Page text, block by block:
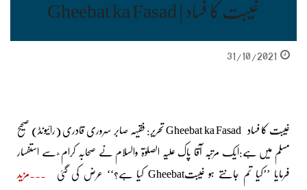
غیبت کا فساد | Gheebat ka Fasad
31/10/2021
غیبت کا فساد Gheebat ka Fasad تحریر: فقیہہ صابر سروری قادری (رائیونڈ) صحیح
مسلم میں ہے:ایک مرتبہ آقا پاک علیہ الصلوٰۃ والسلام نے صحابہ کرام ؓ سے استفسار
فرمایا ’’کیا تم جانتے ہو غیبتGheebat کیا ہے؟‘‘ عرض کی گئی مزید